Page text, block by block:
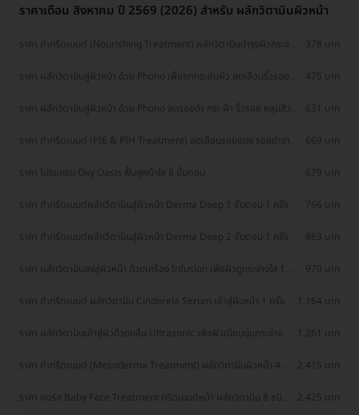
ราคาเดือน สิงหาคม ปี 2569 (2026) สำหรับ ผลักวิตามินผิวหน้า
ราคา ทำทรีตเมนต์ (Nourishing Treatment) ผลักวิตามินบำรุงผิวกระจ่าง
378 บาท
ราคา ผลักวิตามินสู่ผิวหน้า ด้วย Phono เพื่อยกกระชับผิว ลดเลือนริ้วรอย 1
475 บาท
ราคา ผลักวิตามินสู่ผิวหน้า ด้วย Phono ลดรอยดำ กระ ฝ้า ริ้วรอย หลุมสิว
631 บาท
ราคา ทำทรีตเมนต์ (PIE & PIH Treatment) ลดเลือนรอยแดง รอยดำจาก
669 บาท
ราคา โปรแกรม Oxy Oasis ฟื้นฟูหน้าใส 8 ขั้นตอน 679 บาท
ราคา ทำทรีตเมนต์ผลักวิตามินสู่ผิวหน้า Derma Deep 1 ขั้นตอน 1 ครั้ง 766 บาท
ราคา ทำทรีตเมนต์ผลักวิตามินสู่ผิวหน้า Derma Deep 2 ขั้นตอน 1 ครั้ง 863 บาท
ราคา ผลักวิตามินลงสู่ผิวหน้า ด้วยเครื่อง Infusion เพื่อผิวดูกระจ่างใส 1
970 บาท
ราคา ทำทรีตเมนต์ ผลักวิตามิน Cinderela Serum เข้าสู่ผิวหน้า 1 ครั้ง 1,164 บาท
ราคา ผลักวิตามินเข้าสู่ผิวด้วยคลื่น Ultrasonic เพื่อผิวเนียนนุ่มกระจ่างใส
1,261 บาท
ราคา ทำทรีตเมนต์ (Mesoderma Treatment) ผลักวิตามินผิวหน้า 4
2,415 บาท
ราคา คอร์ส Baby Face Treatment ทรีตเมนต์หน้า ผลักวิตามิน 8 ชนิด
2,425 บาท